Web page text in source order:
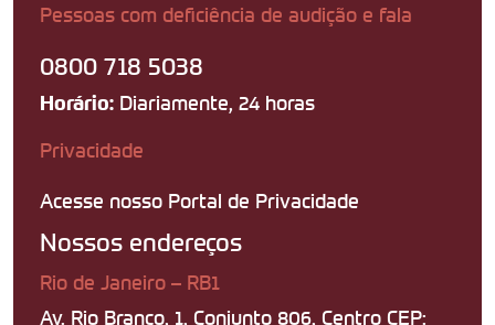
Pessoas com deficiência de audição e fala
0800 718 5038
Horário: Diariamente, 24 horas
Privacidade
Acesse nosso Portal de Privacidade
Nossos endereços
Rio de Janeiro – RB1
Av. Rio Branco, 1, Conjunto 806, Centro CEP: